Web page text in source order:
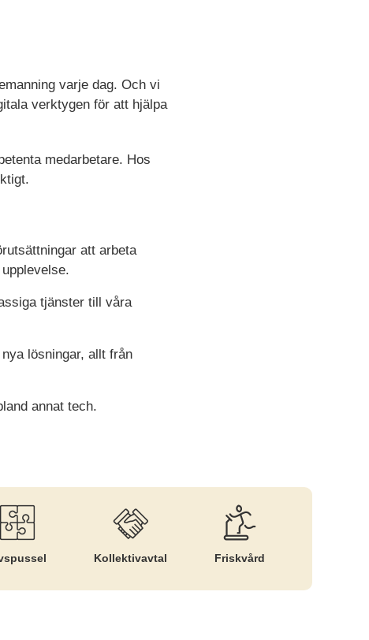
varje dag. Och vi
verktygen för att hjälpa
medarbetare. Hos
att arbeta
tjänster till våra
lösningar, allt från
annat tech.
Kollektiv­avtal Friskvård